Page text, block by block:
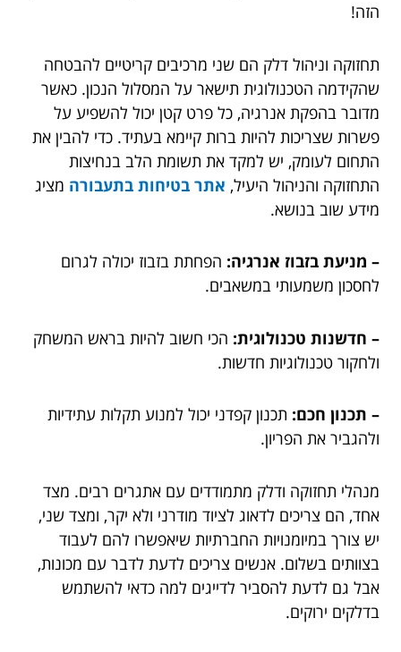
הזה!
תחזוקה וניהול דלק הם שני מרכיבים קריטיים להבטחה
שהקידמה הטכנולוגית תישאר על המסלול הנכון. כאשר
מדובר בהפקת אנרגיה, כל פרט קטן יכול להשפיע על
פשרות שצריכות להיות ברות קיימא בעתיד. כדי להבין את
התחום לעומק, יש למקד את תשומת הלב בנחיצות
התחזוקה והניהול היעיל, אתר בטיחות בתעבורה מציג
מידע שוב בנושא.
– מניעת בזבוז אנרגיה: הפחתת בזבוז יכולה לגרום
לחסכון משמעותי במשאבים.
– חדשנות טכנולוגית: הכי חשוב להיות בראש המשחק
ולחקור טכנולוגיות חדשות.
– תכנון חכם: תכנון קפדני יכול למנוע תקלות עתידיות
ולהגביר את הפריון.
מנהלי תחזוקה ודלק מתמודדים עם אתגרים רבים. מצד
אחד, הם צריכים לדאוג לציוד מודרני ולא יקר, ומצד שני,
יש צורך במיומנויות החברתיות שיאפשרו להם לעבוד
בצוותים בשלום. אנשים צריכים לדעת לדבר עם מכונות,
אבל גם לדעת להסביר לדייגים למה כדאי להשתמש
בדלקים ירוקים.